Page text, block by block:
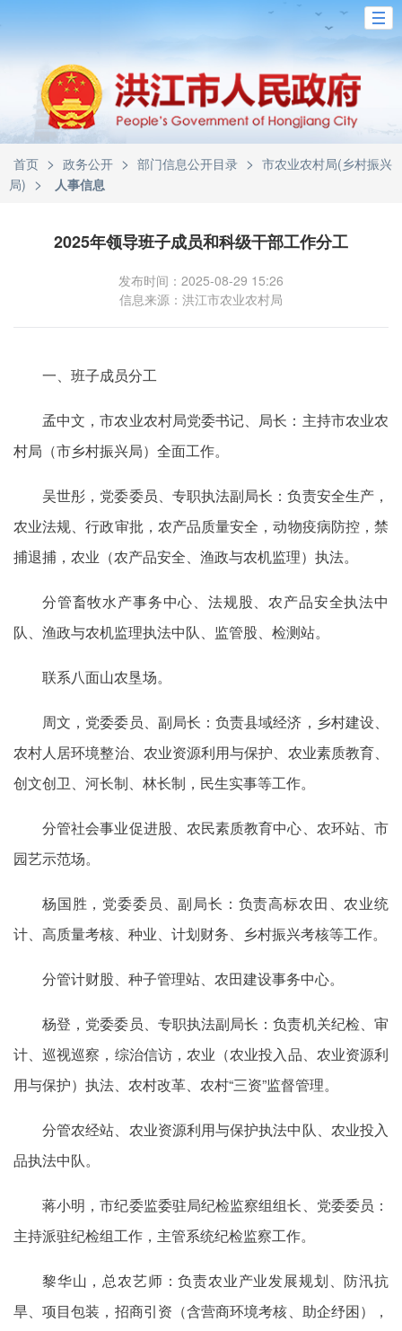
首页 > 政务公开 > 部门信息公开目录 > 市农业农村局(乡村振兴
局) > 人事信息
2025年领导班子成员和科级干部工作分工
发布时间：2025-08-29 15:26
信息来源：洪江市农业农村局
一、班子成员分工
孟中文，市农业农村局党委书记、局长：主持市农业农
村局（市乡村振兴局）全面工作。
吴世彤，党委委员、专职执法副局长：负责安全生产，
农业法规、行政审批，农产品质量安全，动物疫病防控，禁
捕退捕，农业（农产品安全、渔政与农机监理）执法。
分管畜牧水产事务中心、法规股、农产品安全执法中
队、渔政与农机监理执法中队、监管股、检测站。
联系八面山农垦场。
周文，党委委员、副局长：负责县域经济，乡村建设、
农村人居环境整治、农业资源利用与保护、农业素质教育、
创文创卫、河长制、林长制，民生实事等工作。
分管社会事业促进股、农民素质教育中心、农环站、市
园艺示范场。
杨国胜，党委委员、副局长：负责高标农田、农业统
计、高质量考核、种业、计划财务、乡村振兴考核等工作。
分管计财股、种子管理站、农田建设事务中心。
杨登，党委委员、专职执法副局长：负责机关纪检、审
计、巡视巡察，综治信访，农业（农业投入品、农业资源利
用与保护）执法、农村改革、农村“三资”监督管理。
分管农经站、农业资源利用与保护执法中队、农业投入
品执法中队。
蒋小明，市纪委监委驻局纪检监察组组长、党委委员：
主持派驻纪检组工作，主管系统纪检监察工作。
黎华山，总农艺师：负责农业产业发展规划、防汛抗
旱、项目包装，招商引资（含营商环境考核、助企纾困），